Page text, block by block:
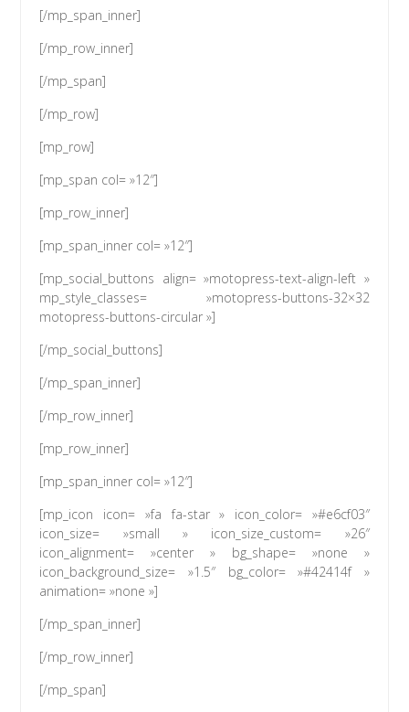
[/mp_span_inner]
[/mp_row_inner]
[/mp_span]
[/mp_row]
[mp_row]
[mp_span col= »12″]
[mp_row_inner]
[mp_span_inner col= »12″]
[mp_social_buttons align= »motopress-text-align-left »
mp_style_classes= »motopress-buttons-32×32
motopress-buttons-circular »]
[/mp_social_buttons]
[/mp_span_inner]
[/mp_row_inner]
[mp_row_inner]
[mp_span_inner col= »12″]
[mp_icon icon= »fa fa-star » icon_color= »#e6cf03″
icon_size= »small » icon_size_custom= »26″
icon_alignment= »center » bg_shape= »none »
icon_background_size= »1.5″ bg_color= »#42414f »
animation= »none »]
[/mp_span_inner]
[/mp_row_inner]
[/mp_span]